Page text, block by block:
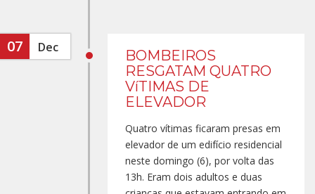
07 Dec
BOMBEIROS
RESGATAM QUATRO
VíTIMAS DE
ELEVADOR
Quatro vítimas ficaram presas em
elevador de um edifício residencial
neste domingo (6), por volta das
13h. Eram dois adultos e duas